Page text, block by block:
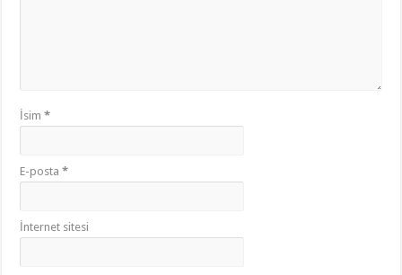
İsim*
E-posta*
İnternet sitesi